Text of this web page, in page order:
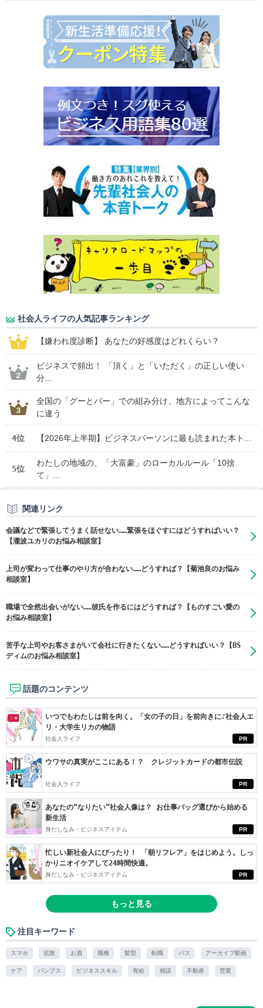
社会人ライフの人気記事ランキング
【嫌われ度診断】 あなたの好感度はどれくらい？
ビジネスで頻出！ 「頂く」と「いただく」の正しい使い
分...
全国の「グーとパー」での組み分け、地方によってこんな
に違う
4位 【2026年上半期】ビジネスパーソンに最も読まれた本ト...
5位
わたしの地域の、「大富豪」のローカルルール「10捨
て」...
関連リンク
会議などで緊張してうまく話せない……緊張をほぐすにはどうすればいい？
【瀧波ユカリのお悩み相談室】
上司が変わって仕事のやり方が合わない……どうすれば？【菊池良のお悩み
相談室】
職場で全然出会いがない……彼氏を作るにはどうすれば？【ものすごい愛の
お悩み相談室】
苦手な上司やお客さまがいて会社に行きたくない……どうすればいい？【BS
ディムのお悩み相談室】
話題のコンテンツ
PR
いつでもわたしは前を向く。「女の子の日」を前向きに♪社会人エ
リ・大学生リカの物語
社会人ライフ
PR
ウワサの真実がここにある！？ クレジットカードの都市伝説
社会人ライフ
PR
あなたの“なりたい”社会人像は？ お仕事バッグ選びから始める
新生活
身だしなみ・ビジネスアイテム
PR
忙しい新社会人にぴったり！ 「朝リフレア」をはじめよう。しっ
かりニオイケアして24時間快適。
身だしなみ・ビジネスアイテム
もっと見る
注目キーワード
スマホ 拡散 お酒 職種 髪型 転職 バス アーカイブ動画
ケア パンプス ビジネススキル 有給 相談 不動産 営業